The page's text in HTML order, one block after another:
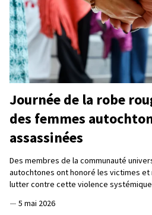
Journée de la robe
des femmes
assassinées
Des membres de la communauté
autochtones ont honoré les victimes
lutter contre cette violence systémique
— 5 mai 2026